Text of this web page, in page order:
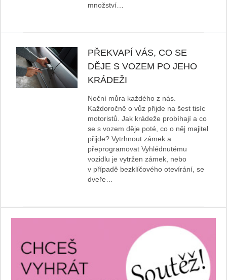
množství…
PŘEKVAPÍ VÁS, CO SE
DĚJE S VOZEM PO JEHO
KRÁDEŽI
Noční můra každého z nás.
Každoročně o vůz přijde na šest tisíc
motoristů. Jak krádeže probíhají a co
se s vozem děje poté, co o něj majitel
přijde? Vytrhnout zámek a
přeprogramovat Vyhlédnutému
vozidlu je vytržen zámek, nebo
v případě bezklíčového otevírání, se
dveře…